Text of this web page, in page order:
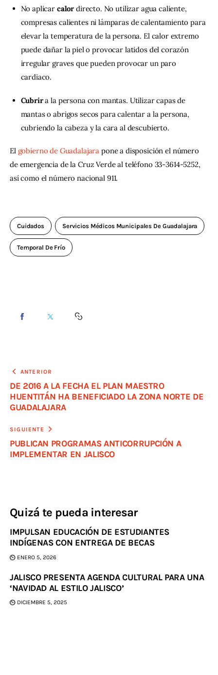
No aplicar calor directo. No utilizar agua caliente,
compresas calientes ni lámparas de calentamiento para
elevar la temperatura de la persona. El calor extremo
puede dañar la piel o provocar latidos del corazón
irregular graves que pueden provocar un paro
cardiaco.
Cubrira la persona con mantas. Utilizar capas de
mantas o abrigos secos para calentar a la persona,
cubriendo la cabeza y la cara al descubierto.
El gobierno de Guadalajara pone a disposición el número
de emergencia de la Cruz Verde al teléfono 33-3614-5252,
así como el número nacional 911.
Cuidados Servicios Médicos Municipales De Guadalajara
Temporal De Frío
ANTERIOR
DE 2016 A LA FECHA EL PLAN MAESTRO
HUENTITÁN HA BENEFICIADO LA ZONA NORTE DE
GUADALAJARA
SIGUIENTE
PUBLICAN PROGRAMAS ANTICORRUPCIÓN A
IMPLEMENTAR EN JALISCO
Quizá te pueda interesar
IMPULSAN EDUCACIÓN DE ESTUDIANTES
INDÍGENAS CON ENTREGA DE BECAS
ENERO 5, 2026
JALISCO PRESENTA AGENDA CULTURAL PARA UNA
‘NAVIDAD AL ESTILO JALISCO’
DICIEMBRE 5, 2025